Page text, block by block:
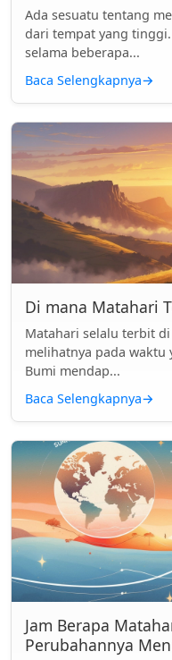
Ada sesuatu tentang
dari tempat yang
selama beberapa...
Baca Selengkapnya→
Di mana Matahari
Matahari selalu terbit
melihatnya pada waktu
Bumi mendap...
Baca Selengkapnya→
Jam Berapa
Perubahannya